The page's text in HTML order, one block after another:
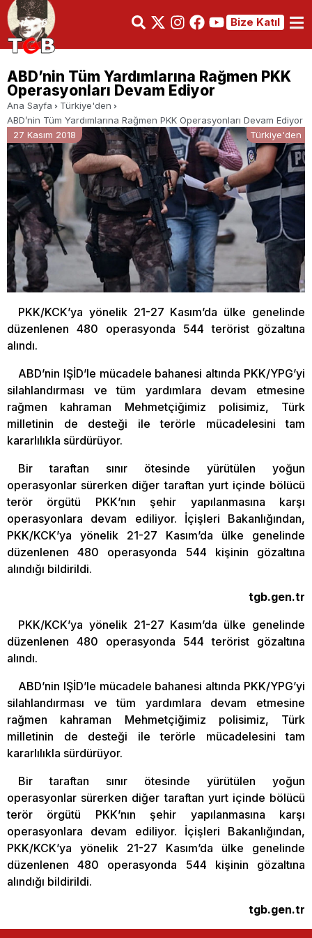
Bize Katıl
ABD’nin Tüm Yardımlarına Rağmen PKK
Operasyonları Devam Ediyor
Ana Sayfa
Türkiye'den
ABD’nin Tüm Yardımlarına Rağmen PKK Operasyonları Devam Ediyor
27 Kasım 2018
Türkiye'den
PKK/KCK’ya yönelik 21-27 Kasım’da ülke genelinde
düzenlenen 480 operasyonda 544 terörist gözaltına
alındı.
ABD’nin IŞİD’le mücadele bahanesi altında PKK/YPG’yi
silahlandırması ve tüm yardımlara devam etmesine
rağmen kahraman Mehmetçiğimiz polisimiz, Türk
milletinin de desteği ile terörle mücadelesini tam
kararlılıkla sürdürüyor.
Bir taraftan sınır ötesinde yürütülen yoğun
operasyonlar sürerken diğer taraftan yurt içinde bölücü
terör örgütü PKK’nın şehir yapılanmasına karşı
operasyonlara devam ediliyor. İçişleri Bakanlığından,
PKK/KCK’ya yönelik 21-27 Kasım’da ülke genelinde
düzenlenen 480 operasyonda 544 kişinin gözaltına
alındığı bildirildi.
tgb.gen.tr
PKK/KCK’ya yönelik 21-27 Kasım’da ülke genelinde
düzenlenen 480 operasyonda 544 terörist gözaltına
alındı.
ABD’nin IŞİD’le mücadele bahanesi altında PKK/YPG’yi
silahlandırması ve tüm yardımlara devam etmesine
rağmen kahraman Mehmetçiğimiz polisimiz, Türk
milletinin de desteği ile terörle mücadelesini tam
kararlılıkla sürdürüyor.
Bir taraftan sınır ötesinde yürütülen yoğun
operasyonlar sürerken diğer taraftan yurt içinde bölücü
terör örgütü PKK’nın şehir yapılanmasına karşı
operasyonlara devam ediliyor. İçişleri Bakanlığından,
PKK/KCK’ya yönelik 21-27 Kasım’da ülke genelinde
düzenlenen 480 operasyonda 544 kişinin gözaltına
alındığı bildirildi.
tgb.gen.tr